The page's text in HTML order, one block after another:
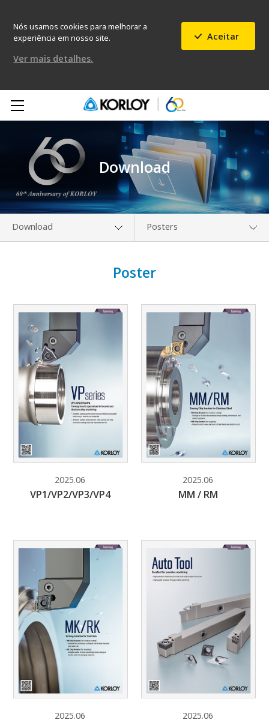
Nós usamos cookies para melhorar a
experiência em nosso site.
Aceitar
Ver mais detalhes.
Download
Download
Download
Publicações
Posters
Technews
Posters
Poster
2025.06
VP1/VP2/VP3/VP4
2025.06
MM / RM
2025.06 2025.06